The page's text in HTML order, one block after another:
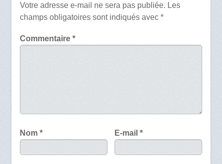
Votre adresse e-mail ne sera pas publiée. Les
champs obligatoires sont indiqués avec *
Commentaire *
Nom * E-mail*